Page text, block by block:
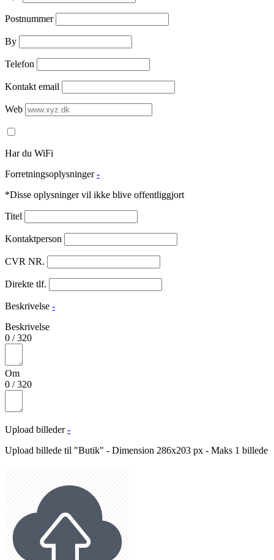
Postnummer
By
Telefon
Kontakt email
Web
Har du WiFi
Forretningsoplysninger -
*Disse oplysninger vil ikke blive offentliggjort
Titel
Kontaktperson
CVR NR.
Direkte tlf.
Beskrivelse -
Beskrivelse
0 /320
Om
0 /320
Upload billeder -
Upload billede til "Butik" - Dimension 286x203 px - Maks 1 billede